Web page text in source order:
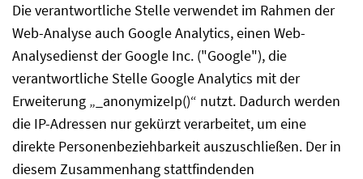
Die verantwortliche Stelle verwendet im Rahmen der
Web-Analyse auch Google Analytics, einen Web-
Analysedienst der Google Inc. ("Google"), die
verantwortliche Stelle Google Analytics mit der
Erweiterung „_anonymizeIp()“ nutzt. Dadurch werden
die IP-Adressen nur gekürzt verarbeitet, um eine
direkte Personenbeziehbarkeit auszuschließen. Der in
diesem Zusammenhang stattfindenden